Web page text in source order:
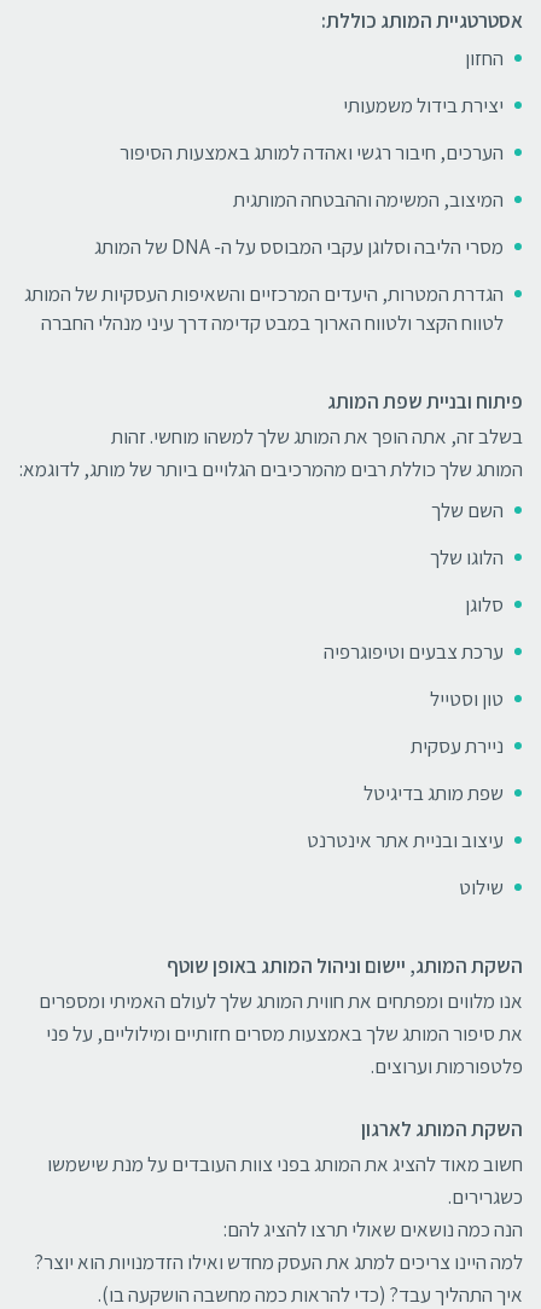
אסטרטגיית המותג כוללת:
החזון
יצירת בידול משמעותי
הערכים, חיבור רגשי ואהדה למותג באמצעות הסיפור
המיצוב, המשימה וההבטחה המותגית
מסרי הליבה וסלוגן עקבי המבוסס על ה- DNA של המותג
הגדרת המטרות, היעדים המרכזיים והשאיפות העסקיות של המותג
לטווח הקצר ולטווח הארוך במבט קדימה דרך עיני מנהלי החברה
פיתוח ובניית שפת המותג
בשלב זה, אתה הופך את המותג שלך למשהו מוחשי. זהות
המותג שלך כוללת רבים מהמרכיבים הגלויים ביותר של מותג, לדוגמא:
השם שלך
הלוגו שלך
סלוגן
ערכת צבעים וטיפוגרפיה
טון וסטייל
ניירת עסקית
שפת מותג בדיגיטל
עיצוב ובניית אתר אינטרנט
שילוט
השקת המותג, יישום וניהול המותג באופן שוטף
אנו מלווים ומפתחים את חווית המותג שלך לעולם האמיתי ומספרים
את סיפור המותג שלך באמצעות מסרים חזותיים ומילוליים, על פני
פלטפורמות וערוצים.
השקת המותג לארגון
חשוב מאוד להציג את המותג בפני צוות העובדים על מנת שישמשו
כשגרירים.
הנה כמה נושאים שאולי תרצו להציג להם:
למה היינו צריכים למתג את העסק מחדש ואילו הזדמנויות הוא יוצר?
איך התהליך עבד? (כדי להראות כמה מחשבה הושקעה בו).